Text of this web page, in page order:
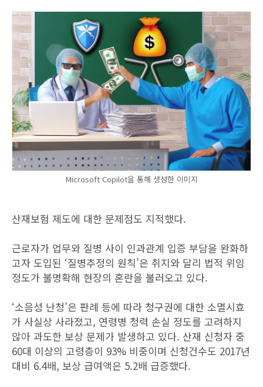
Microsoft Copilot을 통해 생성한 이미지
산재보험 제도에 대한 문제점도 지적했다.
근로자가 업무와 질병 사이 인과관계 입증 부담을 완화하
고자 도입된 ‘질병추정의 원칙’은 취지와 달리 법적 위임
정도가 불명확해 현장의 혼란을 불러오고 있다.
‘소음성 난청’은 판례 등에 따라 청구권에 대한 소멸시효
가 사실상 사라졌고, 연령병 청력 손실 정도를 고려하지
않아 과도한 보상 문제가 발생하고 있다. 산재 신청자 중
60대 이상의 고령층이 93% 비중이며 신청건수도 2017년
대비 6.4배, 보상 급여액은 5.2배 급증했다.